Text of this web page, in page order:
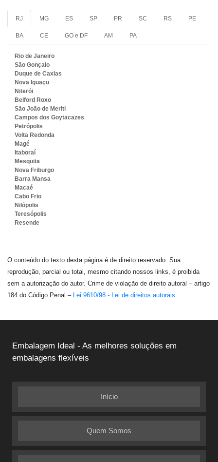
RJ MG ES SP PR SC RS PE
BA CE GO e DF AM PA
Rio de Janeiro
São Gonçalo
Duque de Caxias
Nova Iguaçu
Niterói
Belford Roxo
São João de Meriti
Campos dos Goytacazes
Petrópolis
Volta Redonda
Magé
Itaboraí
Mesquita
Nova Friburgo
Barra Mansa
Macaé
Cabo Frio
Nilópolis
Teresópolis
Resende
O conteúdo do texto desta página é de direito reservado. Sua
reprodução, parcial ou total, mesmo citando nossos links, é proibida
sem a autorização do autor. Crime de violação de direito autoral – artigo
184 do Código Penal – Lei 9610/98 - Lei de direitos autorais.
Embalagem Ideal - As melhores soluções em
embalagens flexíveis
Início
Quem Somos